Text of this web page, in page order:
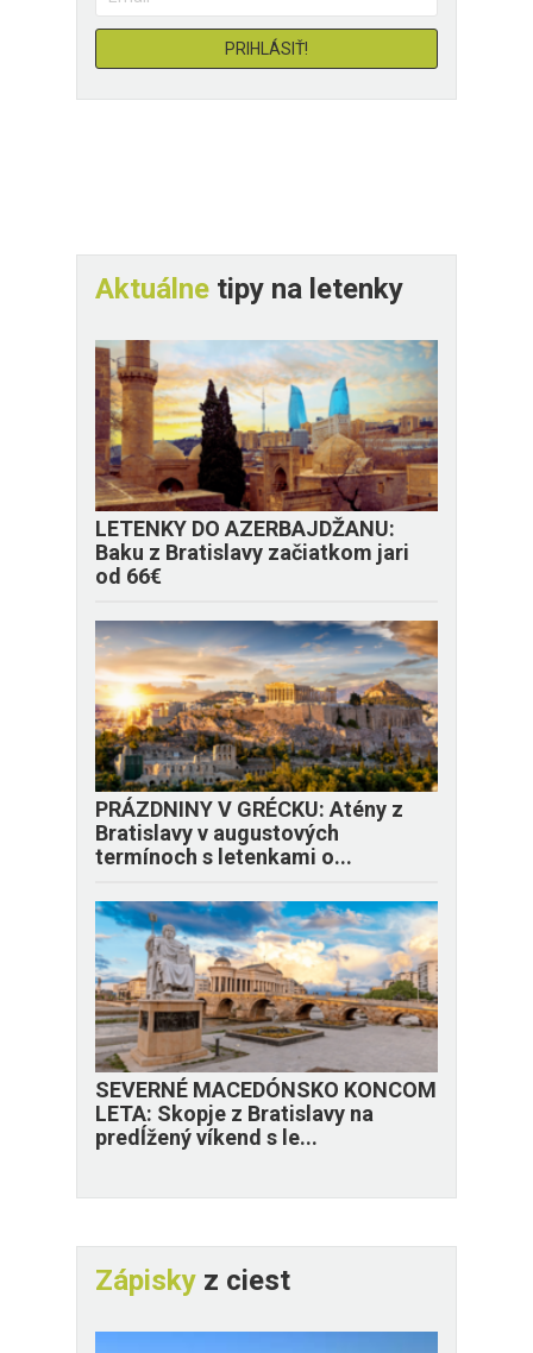
Aktuálne tipy na letenky
LETENKY DO AZERBAJDŽANU:
Baku z Bratislavy začiatkom jari
od 66€
PRÁZDNINY V GRÉCKU: Atény z
Bratislavy v augustových
termínoch s letenkami o...
SEVERNÉ MACEDÓNSKO KONCOM
LETA: Skopje z Bratislavy na
predĺžený víkend s le...
Zápisky z ciest